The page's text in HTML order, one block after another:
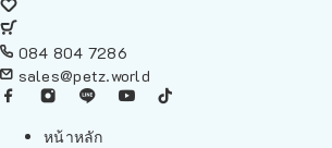
084 804 7286
sales@petz.world
หน้าหลัก